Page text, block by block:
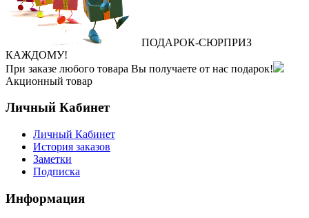
ПОДАРОК‐СЮРПРИЗ
КАЖДОМУ!
При заказе любого товара Вы получаете от нас подарок!
Акционный товар
Личный Кабинет
Личный Кабинет
История заказов
Заметки
Подписка
Информация